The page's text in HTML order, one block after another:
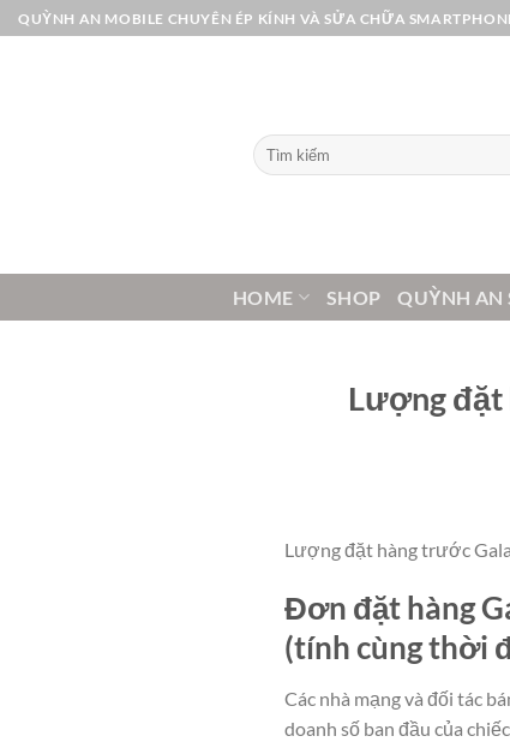
Bỏ
qua
QUỲNH AN MOBILE CHUYÊN ÉP KÍNH VÀ SỬA CHỮA
Tìm
kiếm:
HOME SHOP QUỲNH AN
Lượng đặt
Lượng đặt hàng trước
Đơn đặt hàng
(tính cùng thời
Các nhà mạng và đối tác
doanh số ban đầu của